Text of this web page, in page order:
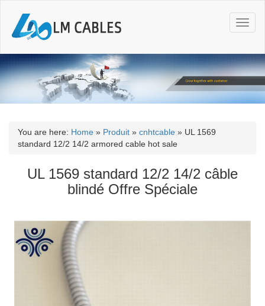
T
o
g
l
n
a
You are here: Home » Produit » cnhtcable » UL 1569
standard 12/2 14/2 armored cable hot sale
UL 1569 standard 12/2 14/2 câble
blindé Offre Spéciale